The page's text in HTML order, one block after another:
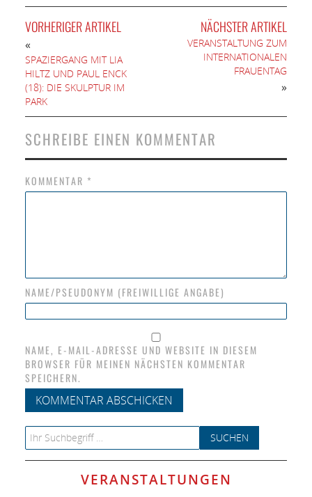
VORHERIGER ARTIKEL
«
SPAZIERGANG MIT LIA
HILTZ UND PAUL ENCK
(18): DIE SKULPTUR IM
PARK
NÄCHSTER ARTIKEL
VERANSTALTUNG ZUM
INTERNATIONALEN
FRAUENTAG
»
SCHREIBE EINEN KOMMENTAR
KOMMENTAR *
NAME/PSEUDONYM (FREIWILLIGE ANGABE)
NAME, E-MAIL-ADRESSE UND WEBSITE IN DIESEM
BROWSER FÜR MEINEN NÄCHSTEN KOMMENTAR
SPEICHERN.
Search for:
VERANSTALTUNGEN